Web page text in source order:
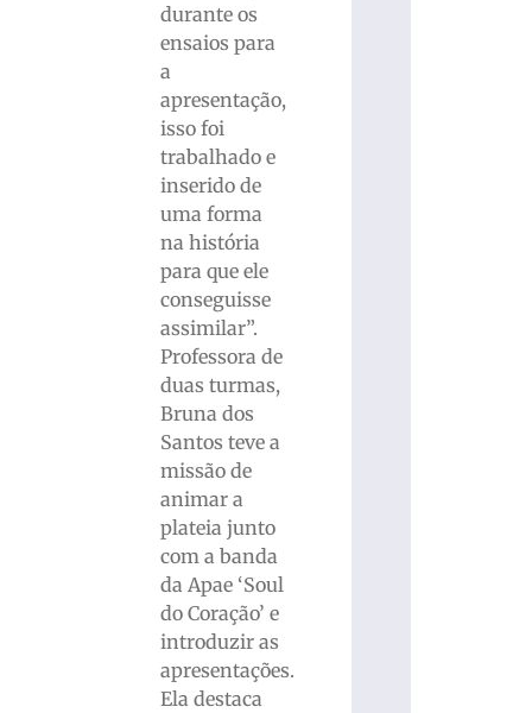
durante os
ensaios para
a
apresentação,
isso foi
trabalhado e
inserido de
uma forma
na história
para que ele
conseguisse
assimilar”.
Professora de
duas turmas,
Bruna dos
Santos teve a
missão de
animar a
plateia junto
com a banda
da Apae ‘Soul
do Coração’ e
introduzir as
apresentações.
Ela destaca